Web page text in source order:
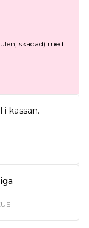
skadad) med
kassan.